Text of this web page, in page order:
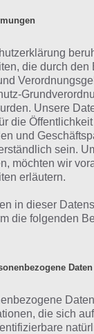
teilen
Artikel in
hier auf
die durch den
Unsere
die
und
sein.
möchten wir
erläutern.
in dieser
die folgenden
Daten
die sich